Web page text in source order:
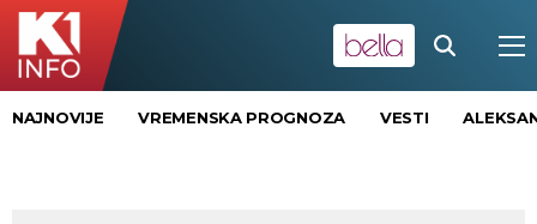
NAJNOVIJE VREMENSKA PROGNOZA VESTI